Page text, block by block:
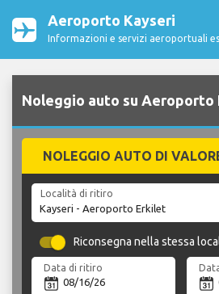
Aeroporto Kayseri
Informazioni e servizi aeroportuali
Noleggio auto su Aeroporto
NOLEGGIO AUTO DI
Località di ritiro
Riconsegna nella stessa
Data di ritiro